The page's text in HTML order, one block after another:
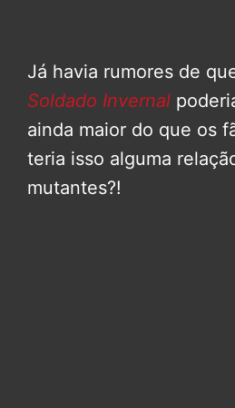
Já havia rumores de
Soldado Invernal
ainda maior do que os
teria isso alguma
mutantes?!